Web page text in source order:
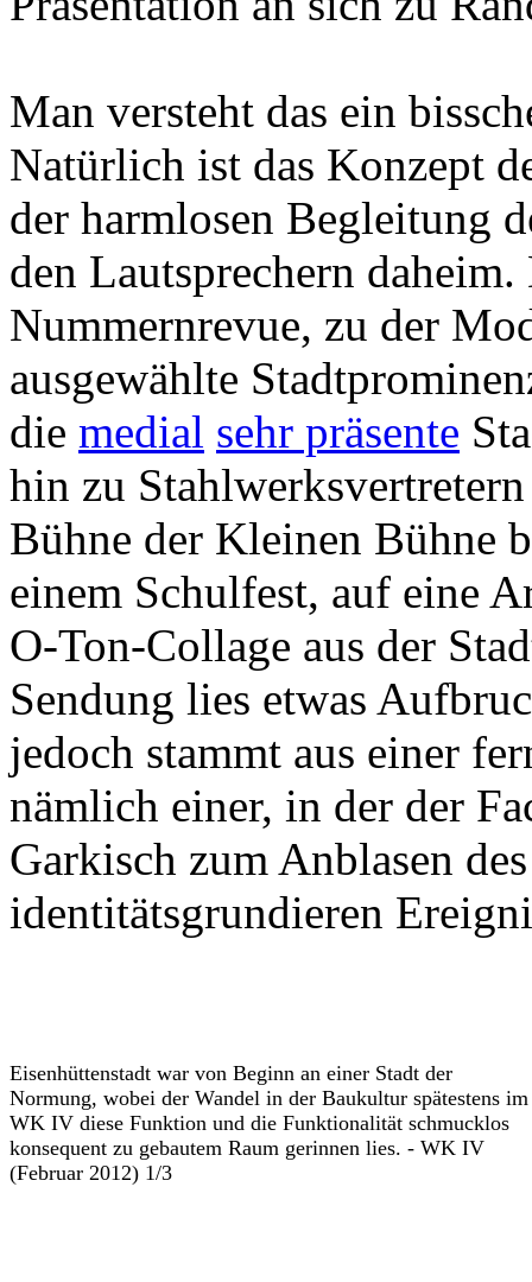
Man versteht das ein
Natürlich ist das Konzept
der harmlosen Begleitung
den Lautsprechern
Nummernrevue, zu der
ausgewählte
die medial sehr präsente
hin zu
Bühne der Kleinen Bühne
einem Schulfest, auf eine
O-Ton-Collage aus der
Sendung lies etwas
jedoch stammt aus einer
nämlich einer, in der der
Garkisch zum Anblasen
identitätsgrundieren
Eisenhüttenstadt war von Beginn an einer Stadt der
Normung, wobei der Wandel in der Baukultur spätestens im
WK IV diese Funktion und die Funktionalität schmucklos
konsequent zu gebautem Raum gerinnen lies. - WK IV
(Februar 2012) 1/3